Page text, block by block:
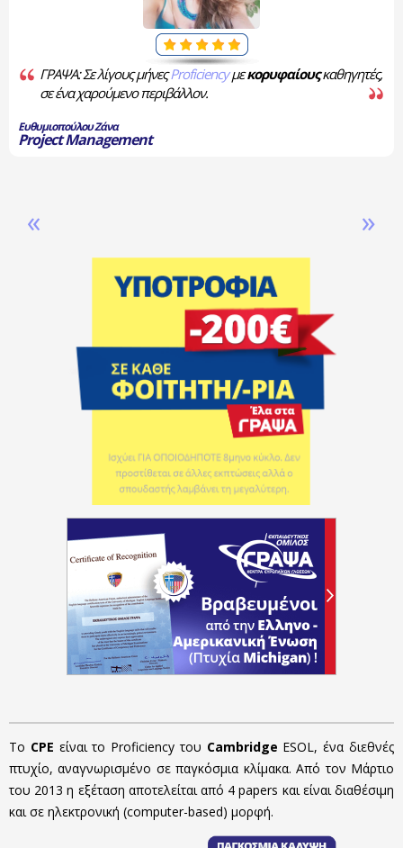
ΓΡΑΨΑ: Σε λίγους μήνεςProficiencyμεκορυφαίουςκαθηγητές,
σε ένα χαρούμενο περιβάλλον.
Ευθυμιοπούλου Ζάνα
Project Management
»
«
Το CPE είναι το Proficiency του Cambridge ESOL, ένα διεθνές
πτυχίο, αναγνωρισμένο σε παγκόσμια κλίμακα. Από τον Μάρτιο
του 2013 η εξέταση αποτελείται από 4 papers και είναι διαθέσιμη
και σε ηλεκτρονική (computer-based) μορφή.